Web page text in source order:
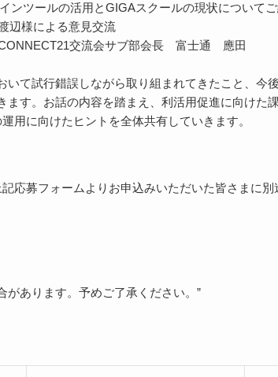
の活用とGIGAスクールの現状についてご
様による意見交流
交流会サブ部会長 富士通 應田
て試行錯誤しながら取り組まれてきたこと、今
ます。お話の内容を踏まえ、利活用促進に向けた
用に向けたヒントを全体共有していきます。
応募フォームよりお申込みいただいた皆さまに別
があります。予めご了承ください。”